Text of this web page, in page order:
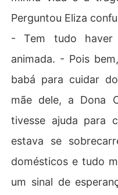
Perguntou Eliza
- Tem tudo haver
animada. - Pois
babá para cuidar
mãe dele, a Dona
tivesse ajuda para
estava se
domésticos e tudo
um sinal de